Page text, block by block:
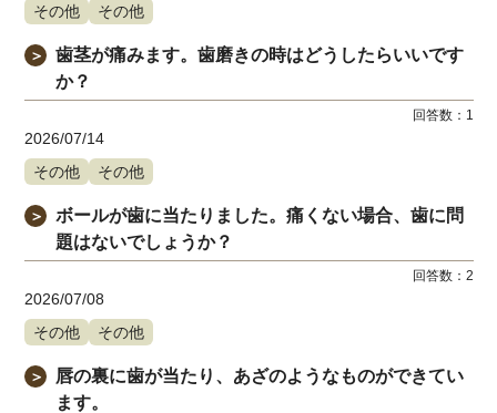
その他
その他
＞
歯茎が痛みます。歯磨きの時はどうしたらいいです
か？
回答数： 1
2026/07/14
その他
その他
＞
ボールが歯に当たりました。痛くない場合、歯に問
題はないでしょうか？
回答数： 2
2026/07/08
その他
その他
＞
唇の裏に歯が当たり、あざのようなものができてい
ます。